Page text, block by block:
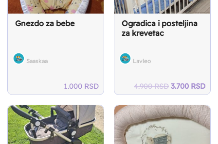
Gnezdo za bebe
Saaskaa
1.000 RSD
Ogradica i posteljina
za krevetac
Lavleo
4.900RSD Original
price
was:
4.900 RSD.
3.700 RSD
is: